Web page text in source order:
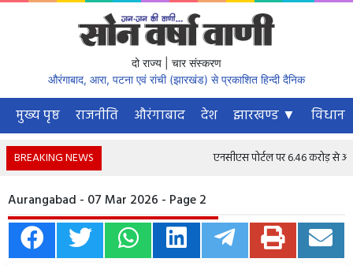
दो राज्य | चार संस्करण
औरंगाबाद, आरा, पटना एवं रांची (झारखंड) से प्रकाशित हिन्दी दैनिक
मुख्य पृष्ठ राजनीति औरंगाबाद देश झारखण्ड ▼
BREAKING NEWS एनसीएस पोर्टल पर 6.46 करोड़ से
Aurangabad - 07 Mar 2026 - Page 2